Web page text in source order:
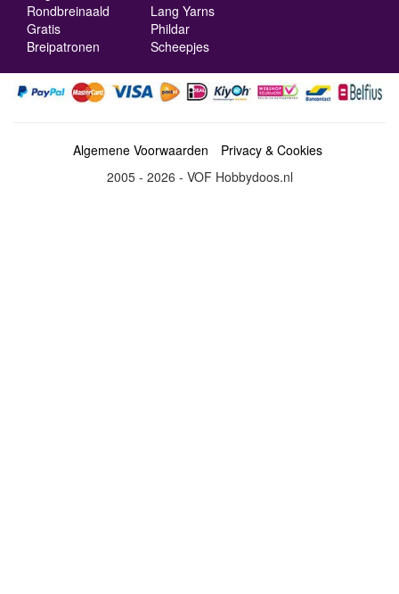
Rondbreinaald
Gratis
Breipatronen
Lang Yarns
Phildar
Scheepjes
Algemene Voorwaarden
Privacy & Cookies
2005 - 2026 - VOF Hobbydoos.nl